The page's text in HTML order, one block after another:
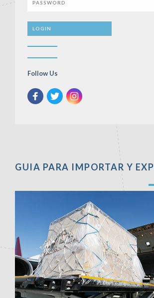
Follow Us
GUIA PARA IMPORTAR Y